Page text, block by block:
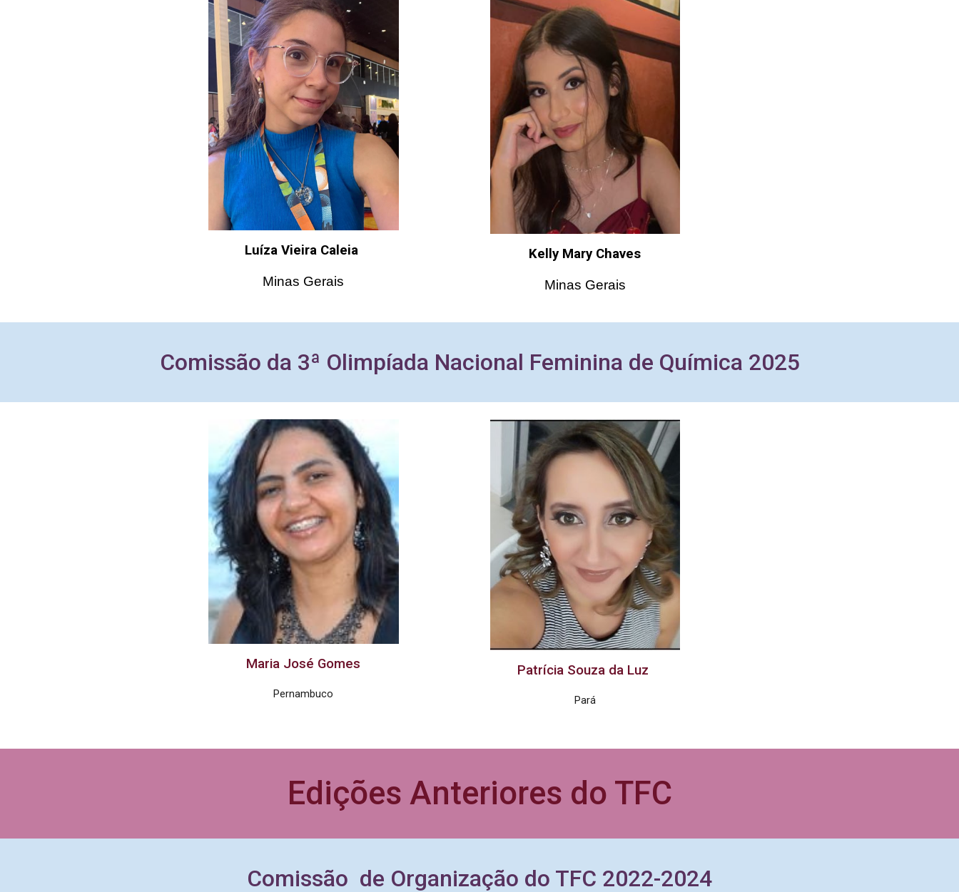
Luíza Vieira Caleia
Minas Gerais
Kelly Mary Chaves
Minas Gerais
Comissão da 3ª Olimpíada Nacional Feminina de Química 2025
Maria José Gomes
Pernambuco
Patrícia Souza da Luz
Pará
Edições Anteriores do TFC
Comissão de Organização do TFC 2022-2024